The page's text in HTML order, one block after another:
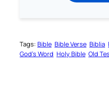
Tags: Bible Bible Verse Biblia
God’s Word Holy Bible Old